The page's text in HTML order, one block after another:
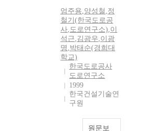
엄주용,양성철 ,정
철기(한국도로공
사,도로연구소),이
석근,김광우,이광
명 ,박태순(경희대
학교)
한국도로공사
도로연구소
1999
한국건설기술연
구원
원문보